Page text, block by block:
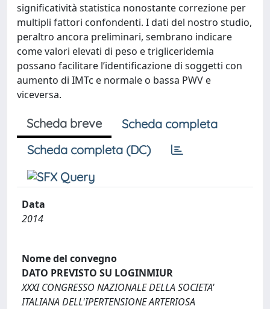
significatività statistica nonostante correzione per
multipli fattori confondenti. I dati del nostro studio,
peraltro ancora preliminari, sembrano indicare
come valori elevati di peso e trigliceridemia
possano facilitare l’identificazione di soggetti con
aumento di IMTc e normale o bassa PWV e
viceversa.
Scheda breve
Scheda completa
Scheda completa (DC)
Data
2014
Nome del convegno
DATO PREVISTO SU LOGINMIUR
XXXI CONGRESSO NAZIONALE DELLA SOCIETA'
ITALIANA DELL'IPERTENSIONE ARTERIOSA